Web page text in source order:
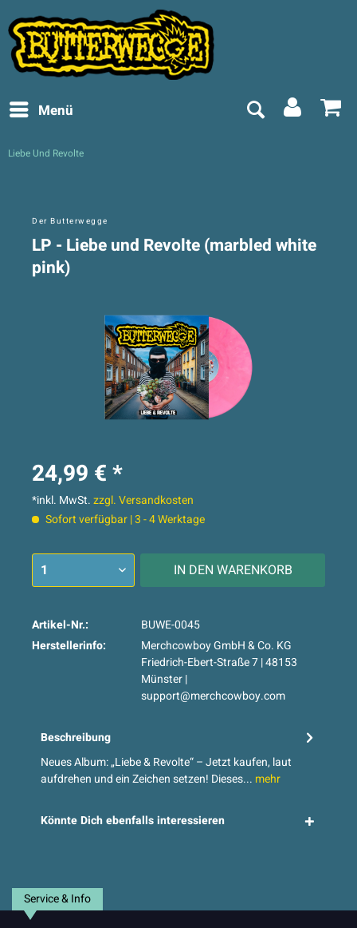
Menü
Liebe Und Revolte
Der Butterwegge
LP - Liebe und Revolte (marbled white
pink)
24,99 € *
*inkl. MwSt.zzgl. Versandkosten
Sofort verfügbar | 3 - 4 Werktage
IN DEN WARENKORB
Artikel-Nr.:
BUWE-0045
Herstellerinfo:
Merchcowboy GmbH & Co. KG
Friedrich-Ebert-Straße 7 | 48153
Münster |
support@merchcowboy.com
Beschreibung
Neues Album: „Liebe & Revolte“ – Jetzt kaufen, laut
aufdrehen und ein Zeichen setzen! Dieses... mehr
Könnte Dich ebenfalls interessieren
Service & Info